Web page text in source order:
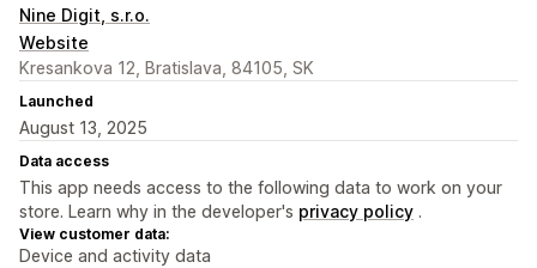
Nine Digit, s.r.o.
Website
Kresankova 12, Bratislava, 84105, SK
Launched
August 13, 2025
Data access
This app needs access to the following data to work on your
store. Learn why in the developer's privacy policy .
View customer data:
Device and activity data